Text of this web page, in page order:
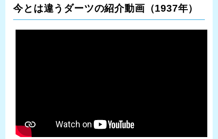
今とは違うダーツの紹介動画（1937年）